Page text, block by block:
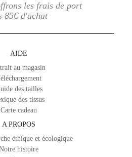
les frais de port
85€ d'achat
AIDE
au magasin
des tailles
des tissus
Carte cadeau
A PROPOS
éthique et écologique
histoire